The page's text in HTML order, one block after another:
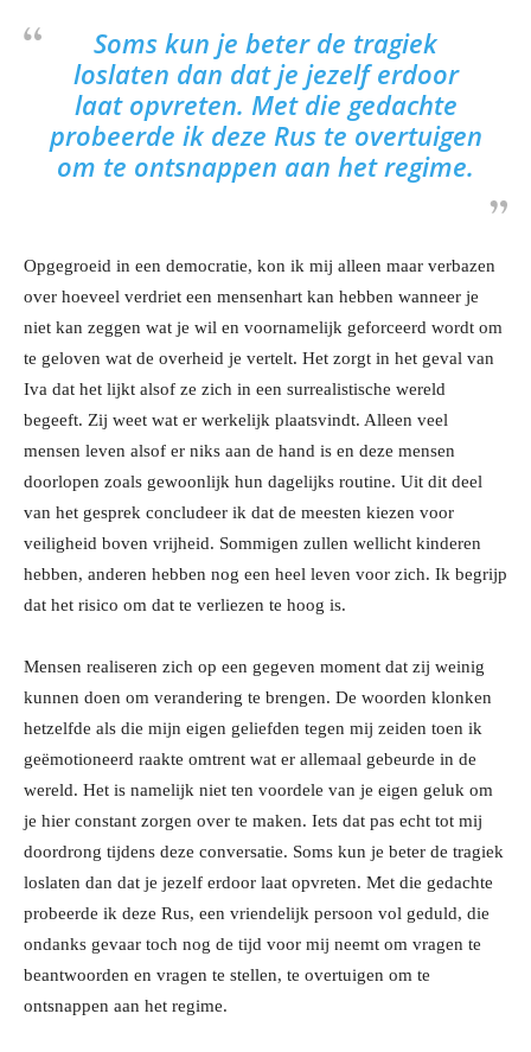
Soms kun je beter de tragiek
loslaten dan dat je jezelf erdoor
laat opvreten. Met die gedachte
probeerde ik deze Rus te overtuigen
om te ontsnappen aan het regime.
Opgegroeid in een democratie, kon ik mij alleen maar verbazen
over hoeveel verdriet een mensenhart kan hebben wanneer je
niet kan zeggen wat je wil en voornamelijk geforceerd wordt om
te geloven wat de overheid je vertelt. Het zorgt in het geval van
Iva dat het lijkt alsof ze zich in een surrealistische wereld
begeeft. Zij weet wat er werkelijk plaatsvindt. Alleen veel
mensen leven alsof er niks aan de hand is en deze mensen
doorlopen zoals gewoonlijk hun dagelijks routine. Uit dit deel
van het gesprek concludeer ik dat de meesten kiezen voor
veiligheid boven vrijheid. Sommigen zullen wellicht kinderen
hebben, anderen hebben nog een heel leven voor zich. Ik begrijp
dat het risico om dat te verliezen te hoog is.
Mensen realiseren zich op een gegeven moment dat zij weinig
kunnen doen om verandering te brengen. De woorden klonken
hetzelfde als die mijn eigen geliefden tegen mij zeiden toen ik
geëmotioneerd raakte omtrent wat er allemaal gebeurde in de
wereld. Het is namelijk niet ten voordele van je eigen geluk om
je hier constant zorgen over te maken. Iets dat pas echt tot mij
doordrong tijdens deze conversatie. Soms kun je beter de tragiek
loslaten dan dat je jezelf erdoor laat opvreten. Met die gedachte
probeerde ik deze Rus, een vriendelijk persoon vol geduld, die
ondanks gevaar toch nog de tijd voor mij neemt om vragen te
beantwoorden en vragen te stellen, te overtuigen om te
ontsnappen aan het regime.